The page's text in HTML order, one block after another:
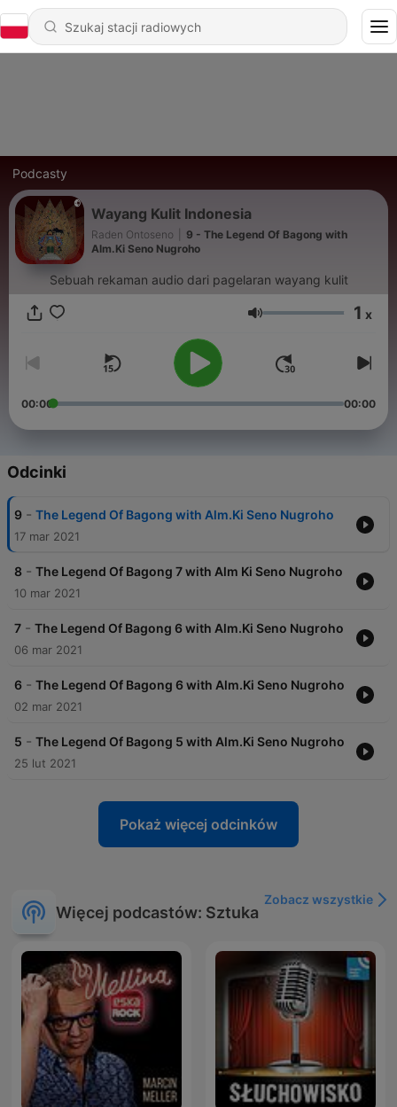
Podcasty
Wayang Kulit Indonesia
Raden Ontoseno
9 - The Legend Of Bagong with
Alm.Ki Seno Nugroho
Sebuah rekaman audio dari pagelaran wayang kulit
Głośność 1 x
00:00 00:00
Odcinki
9 - The Legend Of Bagong with Alm.Ki Seno Nugroho
17 mar 2021
8 - The Legend Of Bagong 7 with Alm Ki Seno Nugroho
10 mar 2021
7 - The Legend Of Bagong 6 with Alm.Ki Seno Nugroho
06 mar 2021
6 - The Legend Of Bagong 6 with Alm.Ki Seno Nugroho
02 mar 2021
5 - The Legend Of Bagong 5 with Alm.Ki Seno Nugroho
25 lut 2021
Pokaż więcej odcinków
Więcej podcastów: Sztuka
Zobacz wszystkie